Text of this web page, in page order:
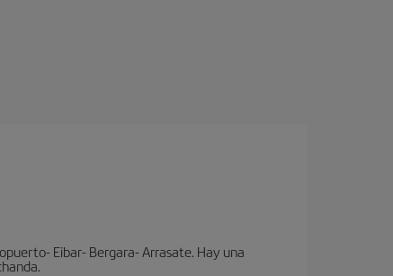
Eibar- Bergara- Arrasate. Hay una